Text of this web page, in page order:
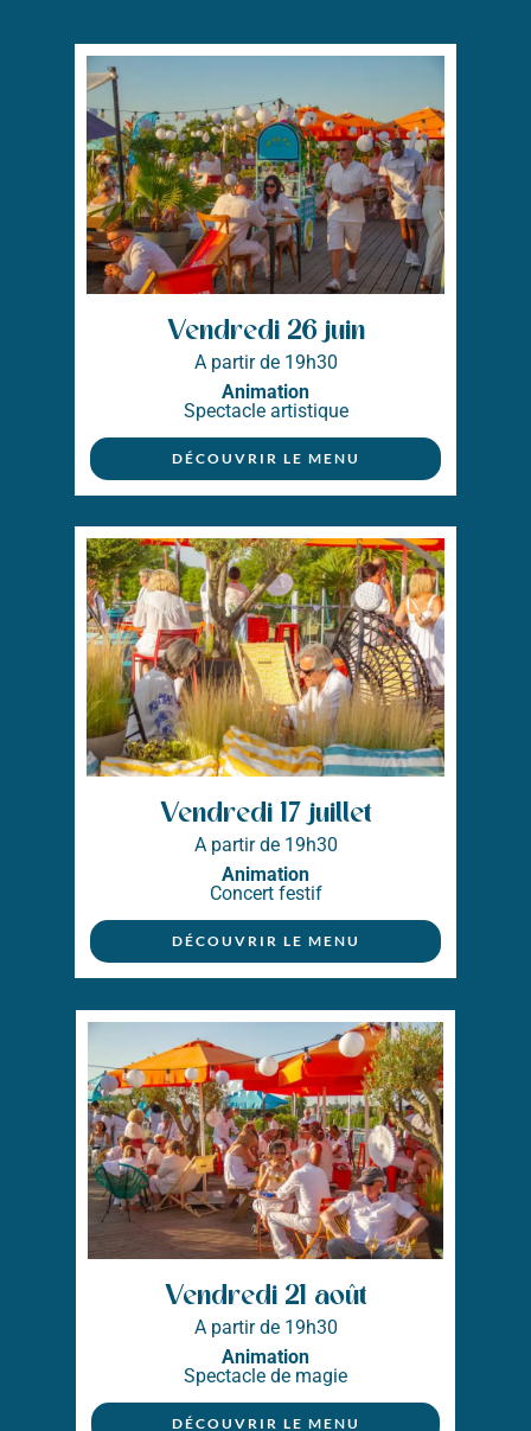
Vendredi 26 juin
A partir de 19h30
Animation
Spectacle artistique
DÉCOUVRIR LE MENU
Vendredi 17 juillet
A partir de 19h30
Animation
Concert festif
DÉCOUVRIR LE MENU
Vendredi 21 août
A partir de 19h30
Animation
Spectacle de magie
DÉCOUVRIR LE MENU